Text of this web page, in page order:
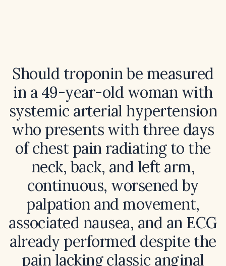
Should troponin be measured
in a 49-year-old woman with
systemic arterial hypertension
who presents with three days
of chest pain radiating to the
neck, back, and left arm,
continuous, worsened by
palpation and movement,
associated nausea, and an ECG
already performed despite the
pain lacking classic anginal